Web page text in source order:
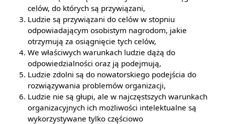
celów, do których są przywiązani,
Ludzie są przywiązani do celów w stopniu
odpowiadającym osobistym nagrodom, jakie
otrzymują za osiągnięcie tych celów,
We właściwych warunkach ludzie dążą do
odpowiedzialności oraz ją podejmują,
Ludzie zdolni są do nowatorskiego podejścia do
rozwiązywania problemów organizacji,
Ludzie nie są głupi, ale w najczęstszych warunkach
organizacyjnych ich możliwości intelektualne są
wykorzystywane tylko częściowo